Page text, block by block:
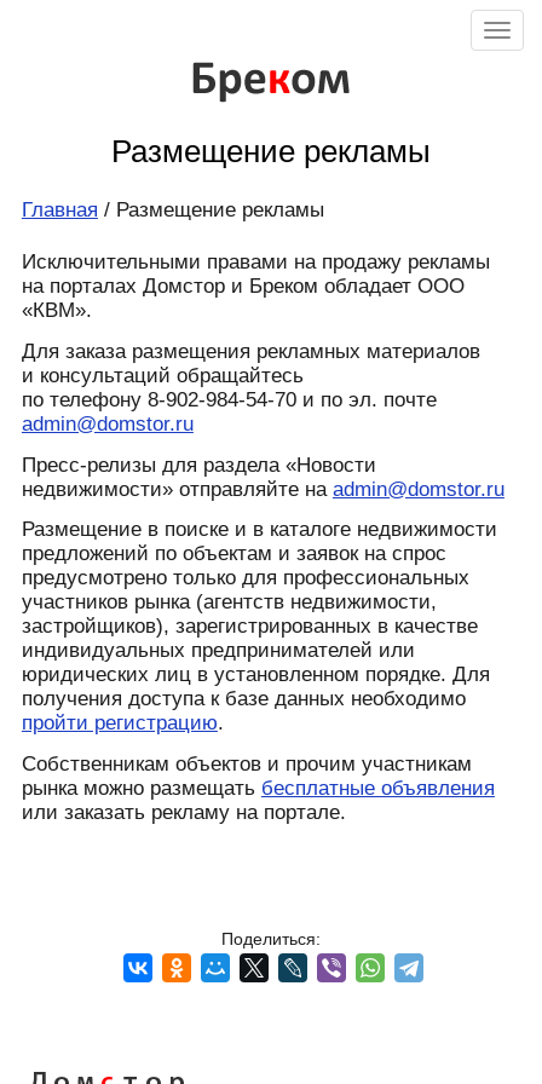
Бреком
Размещение рекламы
Главная / Размещение рекламы
Исключительными правами на продажу рекламы
на порталах Домстор и Бреком обладает ООО
«КВМ».
Для заказа размещения рекламных материалов
и консультаций обращайтесь
по телефону 8-902-984-54-70и по эл. почте
admin@domstor.ru
Пресс-релизы для раздела «Новости
недвижимости» отправляйте на admin@domstor.ru
Размещение в поиске и в каталоге недвижимости
предложений по объектам и заявок на спрос
предусмотрено только для профессиональных
участников рынка (агентств недвижимости,
застройщиков), зарегистрированных в качестве
индивидуальных предпринимателей или
юридических лиц в установленном порядке. Для
получения доступа к базе данных необходимо
пройти регистрацию.
Собственникам объектов и прочим участникам
рынка можно размещать бесплатные объявления
или заказать рекламу на портале.
Поделиться: